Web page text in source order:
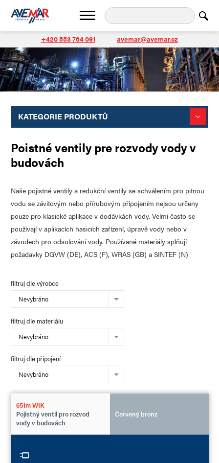
+420 553 764 091 avemar@avemar.cz
KATEGORIE PRODUKTŮ
Poistné ventily pre rozvody vody v
budovách
Naše pojistné ventily a redukční ventily se schválením pro pitnou
vodu se závitovým nebo přírubovým připojením nejsou určeny
pouze pro klasické aplikace v dodávkách vody. Velmi často se
používají v aplikacích hasicích zařízení, úpravě vody nebo v
závodech pro odsolování vody. Používané materiály splňují
požadavky DGVW (DE), ACS (F), WRAS (GB) a SINTEF (N)
filtruj dle výrobce
Nevybráno
filtruj dle materiálu
Nevybráno
filtruj dle připojení
Nevybráno
651m WIK
Pojistný ventil pro rozvod
vody v budovách
Červený bronz